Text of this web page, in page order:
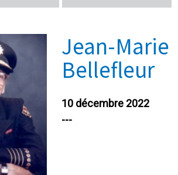
Jean-Marie
Bellefleur
10 décembre 2022
---